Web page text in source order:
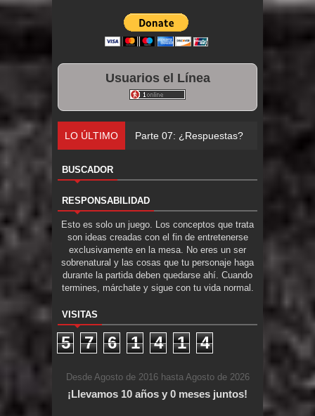
Usuarios el Línea
LO ÚLTIMO Parte 07: ¿Respuestas?
BUSCADOR
RESPONSABILIDAD
Esto es solo un juego. Los conceptos que trata
son ideas creadas con el fin de entretenerse
exclusivamente en la mesa. No eres un ser
sobrenatural y las cosas que tu personaje haga
durante la partida deben quedarse ahí. Cuando
termines, márchate y sigue con tu vida normal.
VISITAS
5 7 6 1 4 1 4
Desde Agosto de 2016 hasta Agosto de 2026
¡Llevamos 10 años y 0 meses juntos!